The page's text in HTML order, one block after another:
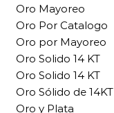
Oro Mayoreo
Oro Por Catalogo
Oro por Mayoreo
Oro Solido 14 KT
Oro Solido 14 KT
Oro Sólido de 14KT
Oro y Plata